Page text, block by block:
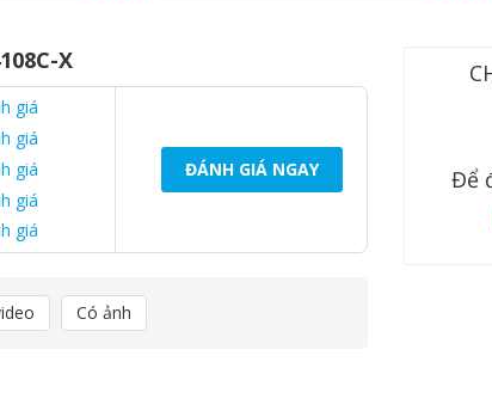
X
giá
giá
giá
giá
giá
ĐÁNH GIÁ NGAY
Có ảnh
Để